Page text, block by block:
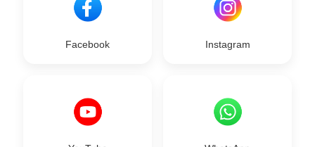
Facebook Instagram